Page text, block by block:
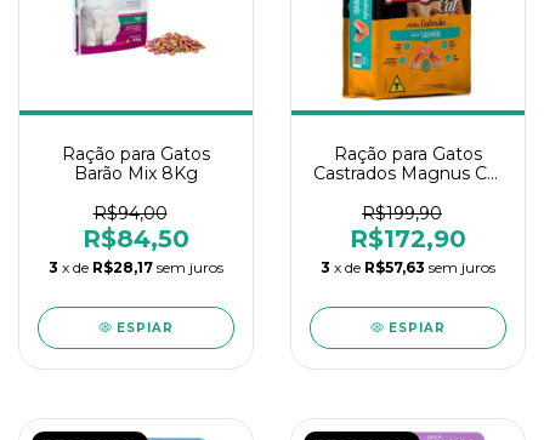
Ração para Gatos
Barão Mix 8Kg
R$94,00
R$84,50
3 x de R$28,17 sem juros
ESPIAR
Ração para Gatos
Castrados Magnus Cat
R$199,90
R$172,90
3 x de R$57,63 sem juros
ESPIAR